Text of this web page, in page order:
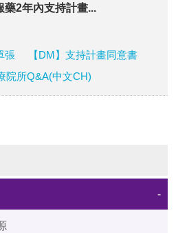
藥2年內支持計畫...
張
【DM】支持計畫同意書
院所Q&A(中文CH)